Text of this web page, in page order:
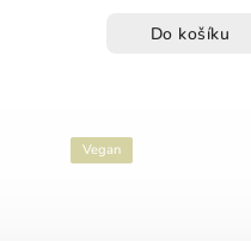
Do košíku
Vegan